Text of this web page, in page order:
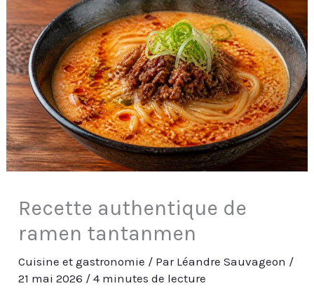
Recette authentique de
ramen tantanmen
Cuisine et gastronomie / Par Léandre Sauvageon /
21 mai 2026 /4 minutes de lecture